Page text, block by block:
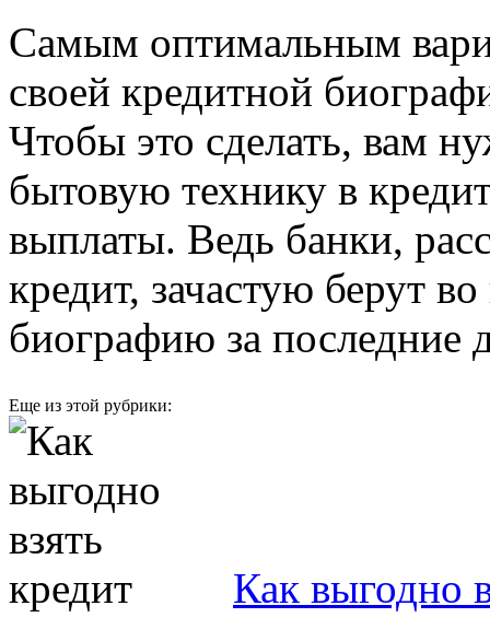
Самым оптимальным
своей кредитной
Чтобы это сделать, вам
бытовую технику в
выплаты. Ведь банки,
кредит, зачастую берут
биографию за последние
Еще из этой рубрики:
Как выгодно